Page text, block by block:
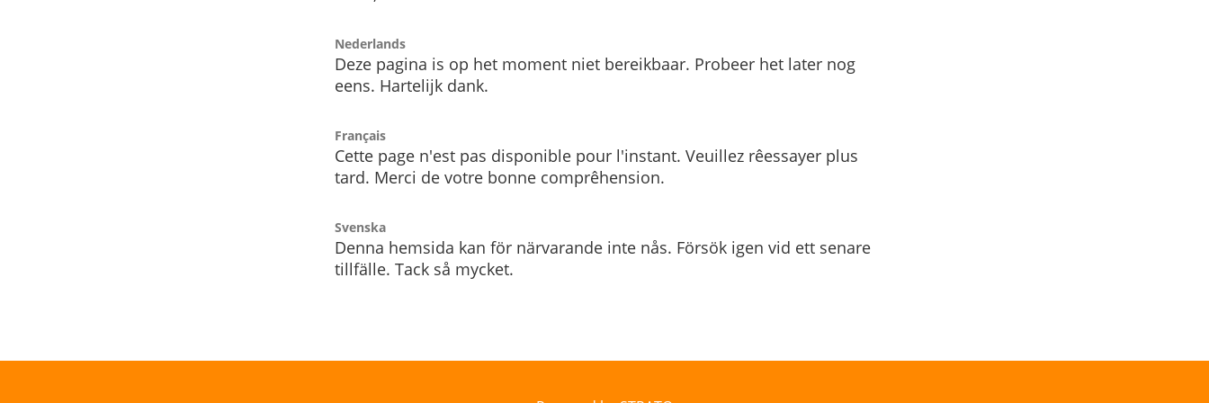
Nederlands
Deze pagina is op het moment niet bereikbaar. Probeer het later nog
eens. Hartelijk dank.
Français
Cette page n'est pas disponible pour l'instant. Veuillez rêessayer plus
tard. Merci de votre bonne comprêhension.
Svenska
Denna hemsida kan för närvarande inte nås. Försök igen vid ett senare
tillfälle. Tack så mycket.